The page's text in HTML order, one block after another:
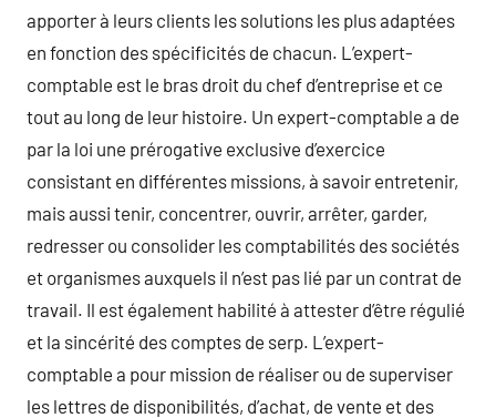
apporter à leurs clients les solutions les plus adaptées
en fonction des spécificités de chacun. L’expert-
comptable est le bras droit du chef d’entreprise et ce
tout au long de leur histoire. Un expert-comptable a de
par la loi une prérogative exclusive d’exercice
consistant en différentes missions, à savoir entretenir,
mais aussi tenir, concentrer, ouvrir, arrêter, garder,
redresser ou consolider les comptabilités des sociétés
et organismes auxquels il n’est pas lié par un contrat de
travail. Il est également habilité à attester d’être régulié
et la sincérité des comptes de serp. L’expert-
comptable a pour mission de réaliser ou de superviser
les lettres de disponibilités, d’achat, de vente et des